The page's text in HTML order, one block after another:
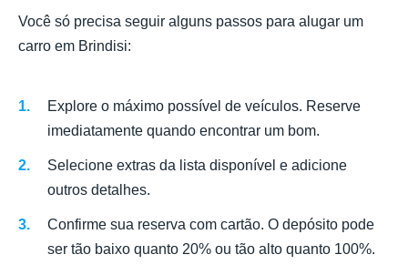
Você só precisa seguir alguns passos para alugar um
carro em Brindisi:
Explore o máximo possível de veículos. Reserve
imediatamente quando encontrar um bom.
Selecione extras da lista disponível e adicione
outros detalhes.
Confirme sua reserva com cartão. O depósito pode
ser tão baixo quanto 20% ou tão alto quanto 100%.